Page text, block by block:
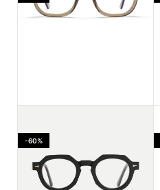
light
425.00€ 170.00€
-60%